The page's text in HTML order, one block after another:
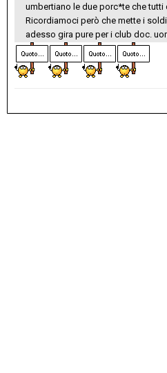
umbertiano le due porc*te che tutti
Ricordiamoci però che mette i
adesso gira pure per i club doc.